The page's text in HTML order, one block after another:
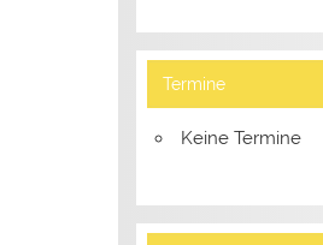
Termine
Keine Termine